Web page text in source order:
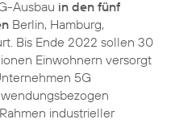
Ausbau in den fünf
Berlin, Hamburg,
Bis Ende 2022 sollen 30
Einwohnern versorgt
5G
industrieller